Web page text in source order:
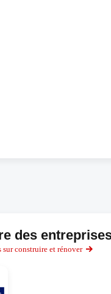
des
sur construire et rénover